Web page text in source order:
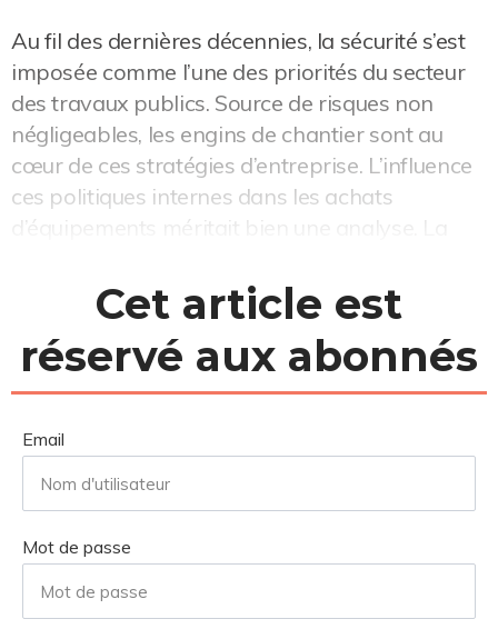
Au fil des dernières décennies, la sécurité s’est
imposée comme l’une des priorités du secteur
des travaux publics. Source de risques non
négligeables, les engins de chantier sont au
cœur de ces stratégies d’entreprise. L’influence
ces politiques internes dans les achats
d’équipements méritait bien une analyse. La
Cet article est
réservé aux abonnés
Email
Mot de passe